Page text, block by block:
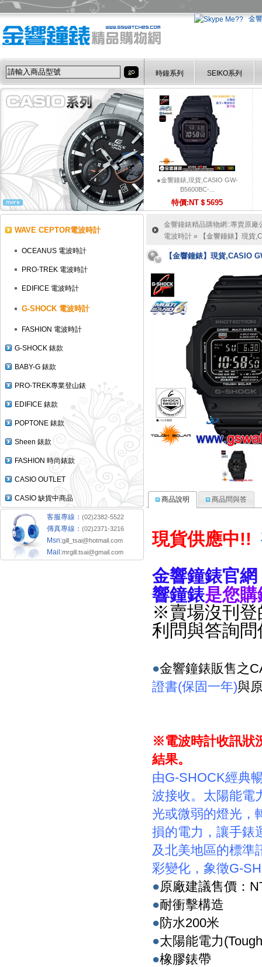
金
時鐘系列 SEIKO系列
●金響鐘錶,現貨,CASIO GW-
B5600BC-...
特價:NT＄5695
WAVE CEPTOR電波時計
OCEANUS 電波時計
PRO-TREK 電波時計
EDIFICE 電波時計
G-SHOCK 電波時計
FASHION 電波時計
G-SHOCK 錶款
BABY-G 錶款
PRO-TREK專業登山錶
EDIFICE 錶款
POPTONE 錶款
Sheen 錶款
FASHION 時尚錶款
CASIO OUTLET
CASIO 缺貨中商品
客服專線： (02)2382-5522
傳真專線： (02)2371-3216
Msn:gill_tsai@hotmail.com
Mail:mrgill.tsai@gmail.com
金響鐘錶精品購物網::專賣原廠
電波時計 » 【金響鐘錶】現貨
【金響鐘錶】現貨,CASIO
商品說明 商品問與答
現貨供應中!!
金響鐘錶官網
響鐘錶是您
※賣場沒刊登
利問與答詢問
●金響鐘錶販售之
證書(保固一年)與
※電波時計收訊狀
結果。
由G-SHOCK經典
波接收。太陽能電
光或微弱的燈光，
損的電力，讓手錶
及北美地區的標準
彩變化，象徵G-
●原廠建議售價：
●耐衝擊構造
●防水200米
●太陽能電力
●橡膠錶帶